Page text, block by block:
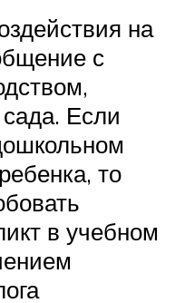
на
с
сада. Если
то
в учебном